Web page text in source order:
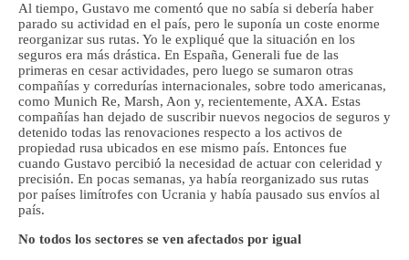
Al tiempo, Gustavo me comentó que no sabía si debería haber
parado su actividad en el país, pero le suponía un coste enorme
reorganizar sus rutas. Yo le expliqué que la situación en los
seguros era más drástica. En España, Generali fue de las
primeras en cesar actividades, pero luego se sumaron otras
compañías y corredurías internacionales, sobre todo americanas,
como Munich Re, Marsh, Aon y, recientemente, AXA. Estas
compañías han dejado de suscribir nuevos negocios de seguros y
detenido todas las renovaciones respecto a los activos de
propiedad rusa ubicados en ese mismo país. Entonces fue
cuando Gustavo percibió la necesidad de actuar con celeridad y
precisión. En pocas semanas, ya había reorganizado sus rutas
por países limítrofes con Ucrania y había pausado sus envíos al
país.
No todos los sectores se ven afectados por igual